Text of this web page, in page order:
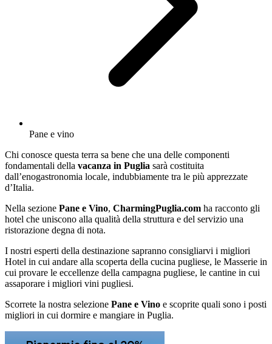
Pane e vino
Chi conosce questa terra sa bene che una delle componenti
fondamentali della vacanza in Puglia sarà costituita
dall’enogastronomia locale, indubbiamente tra le più apprezzate
d’Italia.
Nella sezione Pane e Vino, CharmingPuglia.com ha racconto gli
hotel che uniscono alla qualità della struttura e del servizio una
ristorazione degna di nota.
I nostri esperti della destinazione sapranno consigliarvi i migliori
Hotel in cui andare alla scoperta della cucina pugliese, le Masserie in
cui provare le eccellenze della campagna pugliese, le cantine in cui
assaporare i migliori vini pugliesi.
Scorrete la nostra selezione Pane e Vino e scoprite quali sono i posti
migliori in cui dormire e mangiare in Puglia.